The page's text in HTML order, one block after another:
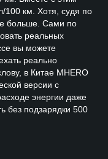
100 км. Хотя, судя по
больше. Сами по
реальных
вы можете
реально
в Китае MHERO
версии с
энергии даже
без подзарядки 500